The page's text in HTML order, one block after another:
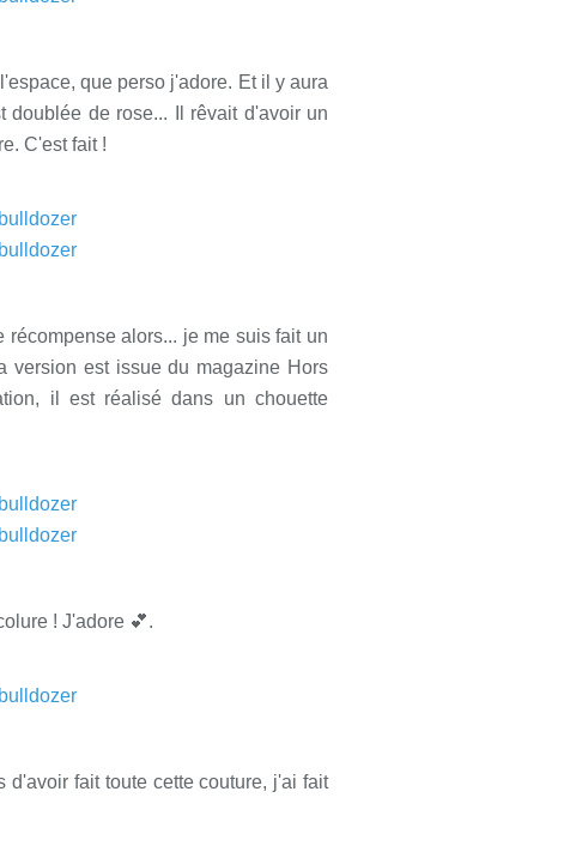
que perso j'adore. Et il y aura
de rose... Il rêvait d'avoir un
C'est fait !
alors... je me suis fait un
version est issue du magazine Hors
il est réalisé dans un chouette
! J'adore 💕.
fait toute cette couture, j'ai fait